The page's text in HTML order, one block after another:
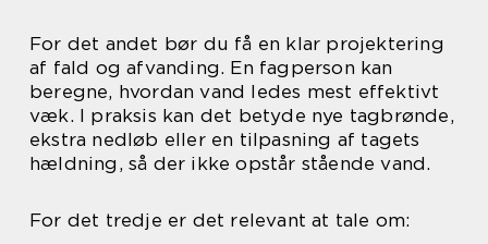
For det andet bør du få en klar projektering
af fald og afvanding. En fagperson kan
beregne, hvordan vand ledes mest effektivt
væk. I praksis kan det betyde nye tagbrønde,
ekstra nedløb eller en tilpasning af tagets
hældning, så der ikke opstår stående vand.
For det tredje er det relevant at tale om: